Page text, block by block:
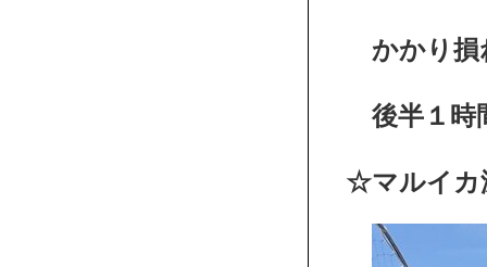
かかり損
後半１時
☆マルイカ